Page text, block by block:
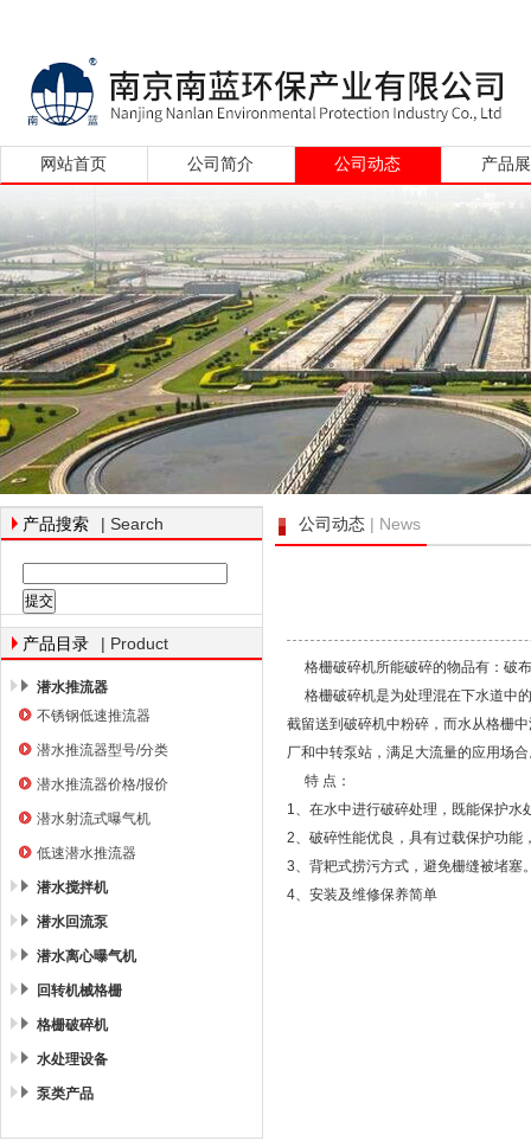
南京南蓝环保产业有限公司
网站首页 公司简介 公司动态 产品
产品搜索 | Search
产品目录 | Product
潜水推流器
不锈钢低速推流器
潜水推流器型号/分类
潜水推流器价格/报价
潜水射流式曝气机
低速潜水推流器
潜水搅拌机
潜水回流泵
潜水离心曝气机
回转机械格栅
格栅破碎机
水处理设备
泵类产品
公司动态 | News
格栅破碎机所能破碎的物品有：破
格栅破碎机是为处理混在下水道中
截留送到破碎机中粉碎，而水从格栅
厂和中转泵站，满足大流量的应用场
特 点：
1、在水中进行破碎处理，既能保护
2、破碎性能优良，具有过载保护功能
3、背耙式捞污方式，避免栅缝被堵塞
4、安装及维修保养简单